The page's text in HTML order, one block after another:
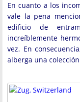
En cuanto a los
vale la pena
edificio de
increíblemente
vez. En
alberga una